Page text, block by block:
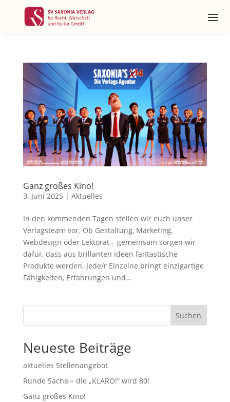
Ganz großes Kino!
3. Juni 2025 | Aktuelles
In den kommenden Tagen stellen wir euch unser
Verlagsteam vor. Ob Gestaltung, Marketing,
Webdesign oder Lektorat – gemeinsam sorgen wir
dafür, dass aus brillanten Ideen fantastische
Produkte werden. Jede/r Einzelne bringt einzigartige
Fähigkeiten, Erfahrungen und...
Suchen
Neueste Beiträge
aktuelles Stellenangebot
Runde Sache – die „KLARO!“ wird 80!
Ganz großes Kino!